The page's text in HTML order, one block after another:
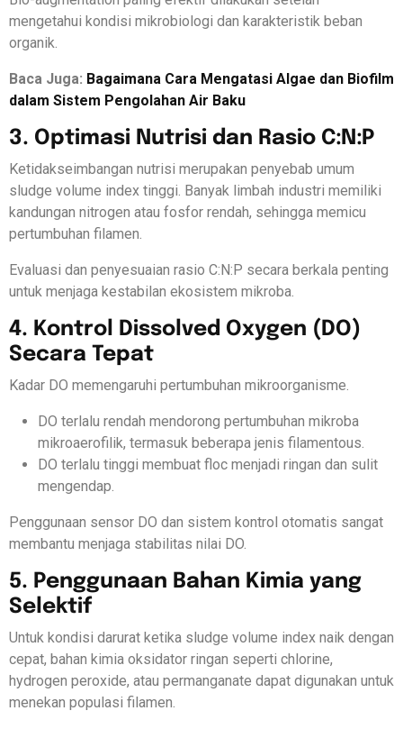
mengetahui kondisi mikrobiologi dan karakteristik beban
organik.
Baca Juga: Bagaimana Cara Mengatasi Algae dan Biofilm
dalam Sistem Pengolahan Air Baku
3. Optimasi Nutrisi dan Rasio C:N:P
Ketidakseimbangan nutrisi merupakan penyebab umum
sludge volume index tinggi. Banyak limbah industri memiliki
kandungan nitrogen atau fosfor rendah, sehingga memicu
pertumbuhan filamen.
Evaluasi dan penyesuaian rasio C:N:P secara berkala penting
untuk menjaga kestabilan ekosistem mikroba.
4. Kontrol Dissolved Oxygen (DO)
Secara Tepat
Kadar DO memengaruhi pertumbuhan mikroorganisme.
DO terlalu rendah mendorong pertumbuhan mikroba
mikroaerofilik, termasuk beberapa jenis filamentous.
DO terlalu tinggi membuat floc menjadi ringan dan sulit
mengendap.
Penggunaan sensor DO dan sistem kontrol otomatis sangat
membantu menjaga stabilitas nilai DO.
5. Penggunaan Bahan Kimia yang
Selektif
Untuk kondisi darurat ketika sludge volume index naik dengan
cepat, bahan kimia oksidator ringan seperti chlorine,
hydrogen peroxide, atau permanganate dapat digunakan untuk
menekan populasi filamen.